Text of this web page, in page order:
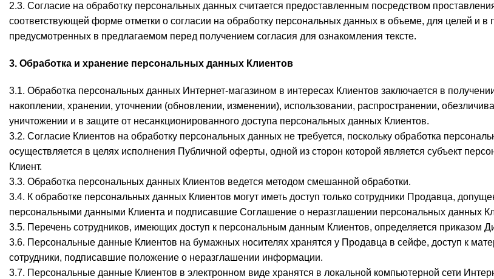
2.3. Согласие на обработку персональных данных считается предоставленным посредством
соответствующей форме отметки о согласии на обработку персональных данных в объеме, для целей и в
предусмотренных в предлагаемом перед получением согласия для ознакомления тексте.
3. Обработка и хранение персональных данных Клиентов
3.1. Обработка персональных данных Интернет-магазином в интересах Клиентов заключается в
накоплении, хранении, уточнении (обновлении, изменении), использовании, распространении,
уничтожении и в защите от несанкционированного доступа персональных данных Клиентов.
3.2. Согласие Клиентов на обработку персональных данных не требуется, поскольку обработка
осуществляется в целях исполнения Публичной оферты, одной из сторон которой является субъект
Клиент.
3.3. Обработка персональных данных Клиентов ведется методом смешанной обработки.
3.4. К обработке персональных данных Клиентов могут иметь доступ только сотрудники Продавца,
персональными данными Клиента и подписавшие Соглашение о неразглашении персональных данных
3.5. Перечень сотрудников, имеющих доступ к персональным данным Клиентов, определяется приказом
3.6. Персональные данные Клиентов на бумажных носителях хранятся у Продавца в сейфе, доступ к
сотрудники, подписавшие положение о неразглашении информации.
3.7. Персональные данные Клиентов в электронном виде хранятся в локальной компьютерной сети